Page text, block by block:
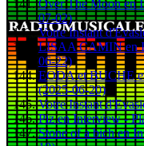
Over The Moon en
07-02)
Votre Instant
LISAA CAMIN en
06-22)
EODA et BUCHE
(2025-06-20)
Votre Instant
Piz en Interview -
Stone of a bich en